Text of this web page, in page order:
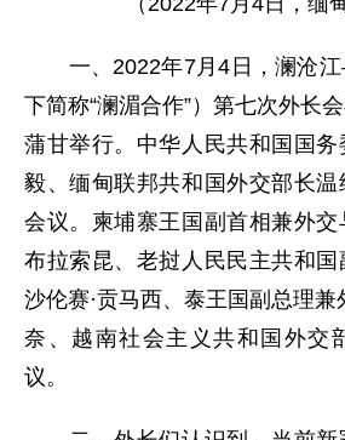
一、2022年7月4日，澜沧江
下简称“澜湄合作”）第七次外长
蒲甘举行。中华人民共和国国
毅、缅甸联邦共和国外交部长
会议。柬埔寨王国副首相兼外
布拉索昆、老挝人民民主共和
沙伦赛·贡马西、泰王国副总理兼
奈、越南社会主义共和国外交
议。